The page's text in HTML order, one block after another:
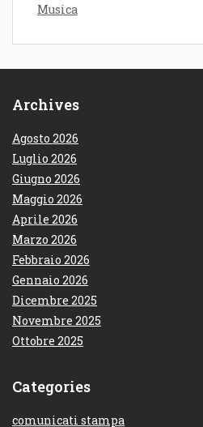
Musica
Archives
Agosto 2026
Luglio 2026
Giugno 2026
Maggio 2026
Aprile 2026
Marzo 2026
Febbraio 2026
Gennaio 2026
Dicembre 2025
Novembre 2025
Ottobre 2025
Categories
comunicati stampa